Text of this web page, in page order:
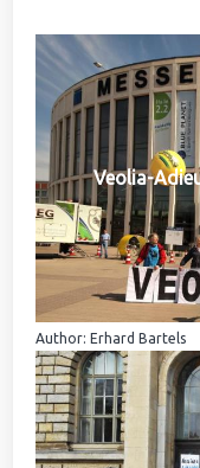
Veolia-
Author: Erhard Bartels